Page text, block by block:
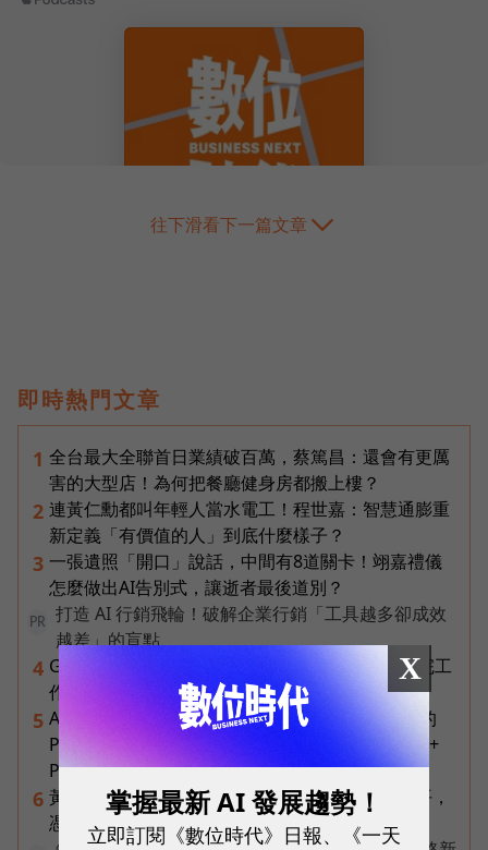
往下滑看下一篇文章
即時熱門文章
1 全台最大全聯首日業績破百萬，蔡篤昌：還會有更厲
害的大型店！為何把餐廳健身房都搬上樓？
2 連黃仁勳都叫年輕人當水電工！程世嘉：智慧通膨重
新定義「有價值的人」到底什麼樣子？
3 一張遺照「開口」說話，中間有8道關卡！翊嘉禮儀
怎麼做出AI告別式，讓逝者最後道別？
PR
打造 AI 行銷飛輪！破解企業行銷「工具越多卻成效
越差」的盲點
4 Gemini Spark完整教學｜幫你讀Gmail、自動跑完工
作流程，3個超實用情境一次看
5 AI 時代的行動生產力：MSI 如何用「理解情境」的
Prestige 14 Flip AI+ 重新定義商務筆電與 Copilot+
PC？
6 黃仁勳兆元宴永遠站最後一排！最低調的二代鄭平，
憑什麼讓台達電被市場重新定價？
X
掌握最新 AI 發展趨勢！
立即訂閱《數位時代》日報、《一天